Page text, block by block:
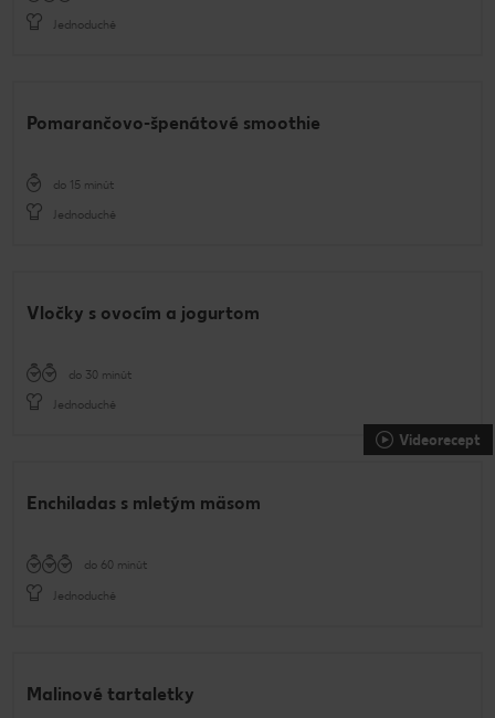
Jednoduché
Pomarančovo-špenátové smoothie
do 15 minút
Jednoduché
Vločky s ovocím a jogurtom
do 30 minút
Jednoduché
Videorecept
Enchiladas s mletým mäsom
do 60 minút
Jednoduché
Malinové tartaletky